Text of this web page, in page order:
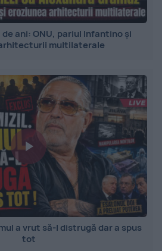
de ani: ONU, pariul Infantino și
multilaterale
a vrut să-l distrugă dar a spus
tot